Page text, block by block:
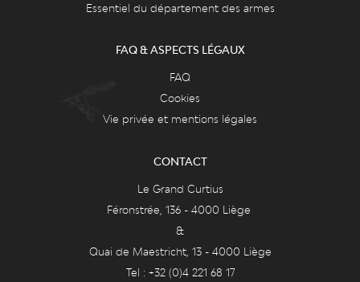
Essentiel du département des armes
FAQ & ASPECTS LÉGAUX
FAQ
Cookies
Vie privée et mentions légales
CONTACT
Le Grand Curtius
Féronstrée, 136 - 4000 Liège
&
Quai de Maestricht, 13 - 4000 Liège
Tel : +32 (0)4 221 68 17